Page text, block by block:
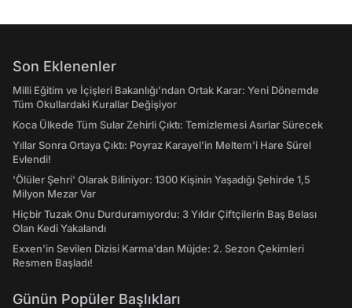
Son Eklenenler
Milli Eğitim ve İçişleri Bakanlığı’ndan Ortak Karar: Yeni Dönemde
Tüm Okullardaki Kurallar Değişiyor
Koca Ülkede Tüm Sular Zehirli Çıktı: Temizlemesi Asırlar Sürecek
Yıllar Sonra Ortaya Çıktı: Poyraz Karayel'in Meltem'i Hare Sürel
Evlendi!
'Ölüler Şehri' Olarak Biliniyor: 1300 Kişinin Yaşadığı Şehirde 1,5
Milyon Mezar Var
Hiçbir Tuzak Onu Durduramıyordu: 3 Yıldır Çiftçilerin Baş Belası
Olan Kedi Yakalandı
Exxen'in Sevilen Dizisi Karma'dan Müjde: 2. Sezon Çekimleri
Resmen Başladı!
Günün Popüler Başlıkları